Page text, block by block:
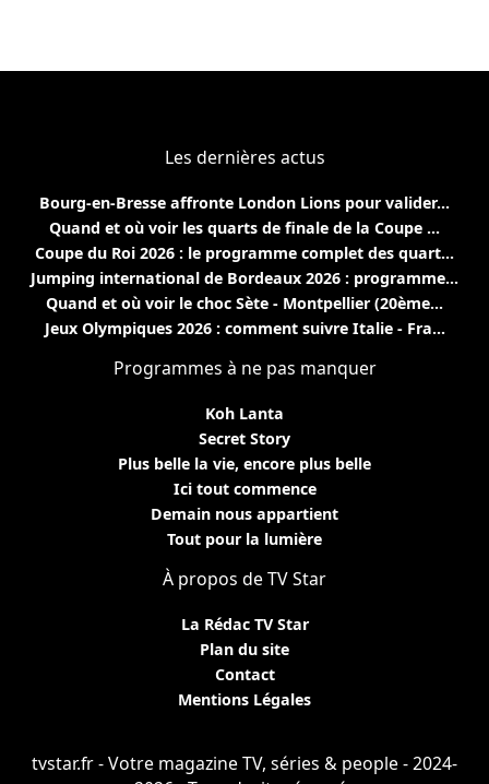
Les dernières actus
Bourg-en-Bresse affronte London Lions pour valider...
Quand et où voir les quarts de finale de la Coupe ...
Coupe du Roi 2026 : le programme complet des quart...
Jumping international de Bordeaux 2026 : programme...
Quand et où voir le choc Sète - Montpellier (20ème...
Jeux Olympiques 2026 : comment suivre Italie - Fra...
Programmes à ne pas manquer
Koh Lanta
Secret Story
Plus belle la vie, encore plus belle
Ici tout commence
Demain nous appartient
Tout pour la lumière
À propos de TV Star
La Rédac TV Star
Plan du site
Contact
Mentions Légales
tvstar.fr - Votre magazine TV, séries & people - 2024-